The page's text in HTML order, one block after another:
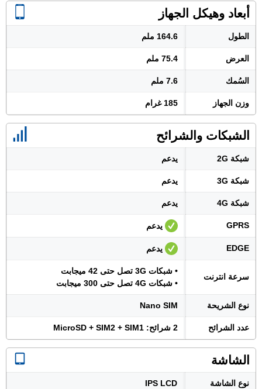
أبعاد وهيكل الجهاز
الطول 164.6 ملم
العرض 75.4 ملم
السُمك 7.6 ملم
وزن الجهاز 185 غرام
الشبكات والشرائح
شبكة 2G يدعم
شبكة 3G يدعم
شبكة 4G يدعم
GPRS يدعم
EDGE يدعم
سرعة انترنت
• شبكات 3G تصل حتى 42 ميجابت
• شبكات 4G تصل حتى 300 ميجابت
نوع الشريحة Nano SIM
عدد الشرائح 2 شرائح: MicroSD + SIM2 + SIM1
الشاشة
نوع الشاشة IPS LCD